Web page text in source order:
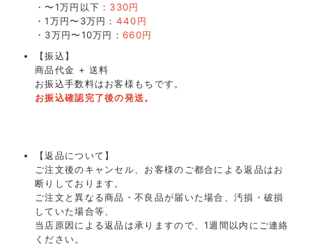
・〜1万円以下： 330円
・1万円〜3万円： 440円
・3万円〜10万円： 660円
【振込】
商品代金 + 送料
お振込手数料はお客様もちです。
お振込確認完了後の発送。
【返品について】
ご注文後のキャンセル、お客様のご都合による返品はお
断りしております。
ご注文と異なる商品・不良品が届いた場合、汚損・破損
していた場合等、
当店原因による返品は承りますので、1週間以内にご連絡
ください。